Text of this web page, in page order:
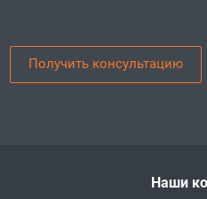
Получить консультацию
Наши